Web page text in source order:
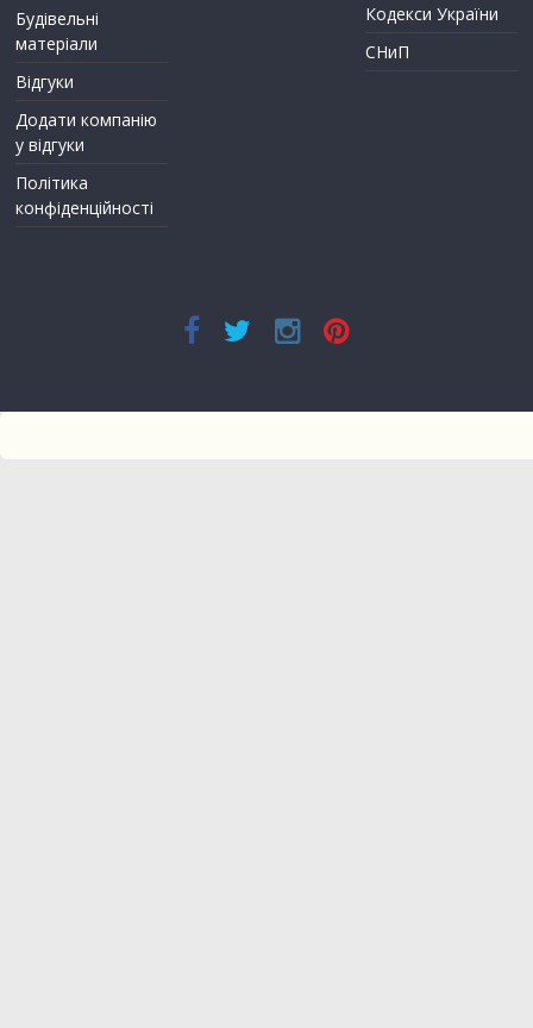
Будівельні
матеріали
Відгуки
Додати компанію
у відгуки
Політика
конфіденційності
Кодекси України
СНиП